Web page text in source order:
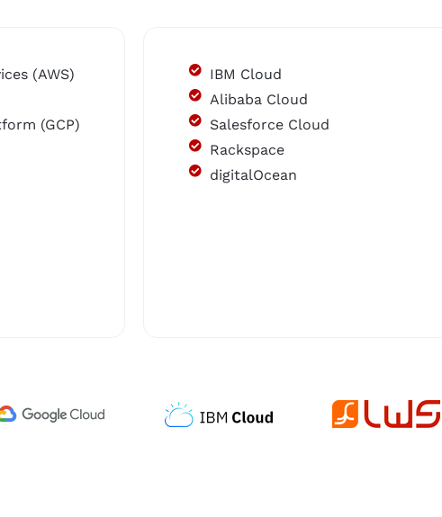
(AWS)
(GCP)
IBM Cloud
Alibaba Cloud
Salesforce Cloud
Rackspace
digitalOcean